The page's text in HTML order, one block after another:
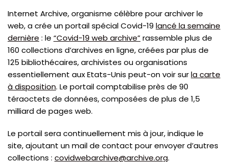
Internet Archive, organisme célèbre pour archiver le
web, a crée un portail spécial Covid-19 lancé la semaine
dernière : le “Covid-19 web archive”rassemble plus de
160 collections d’archives en ligne, créées par plus de
125 bibliothécaires, archivistes ou organisations
essentiellement aux Etats-Unis peut-on voir surla carte
à disposition. Le portail comptabilise près de 90
téraoctets de données, composées de plus de 1,5
milliard de pages web.
Le portail sera continuellement mis à jour, indique le
site, ajoutant un mail de contact pour envoyer d’autres
collections : covidwebarchive@archive.org.